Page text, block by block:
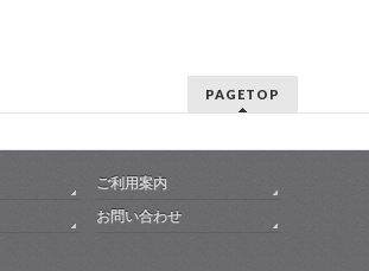
PAGETOP
ご利用案内
お問い合わせ